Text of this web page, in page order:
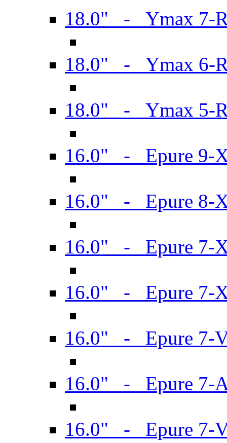
18.0" - Ymax 7-
18.0" - Ymax 6-
18.0" - Ymax 5-
16.0" - Epure 9-
16.0" - Epure 8-
16.0" - Epure 7-
16.0" - Epure 7-
16.0" - Epure 7-
16.0" - Epure 7-
16.0" - Epure 7-